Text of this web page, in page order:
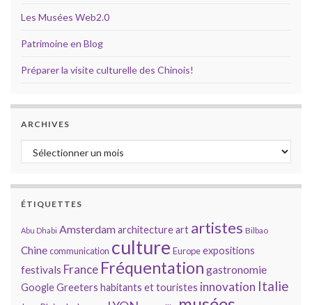
Les Musées Web2.0
Patrimoine en Blog
Préparer la visite culturelle des Chinois!
ARCHIVES
Archives
ÉTIQUETTES
Abu Dhabi Amsterdamarchitectureart artistes Bilbao
Chinecommunication culture Europeexpositions
festivals France Fréquentation gastronomie
GoogleGreeters habitants et touristes innovation Italie